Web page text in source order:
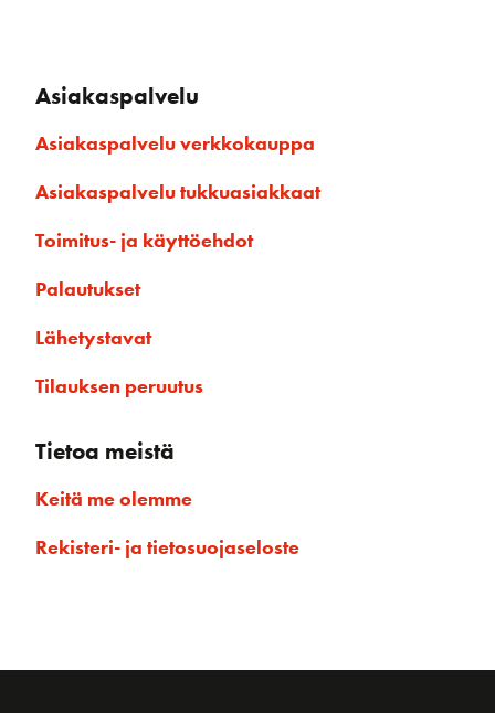
Asiakaspalvelu
Asiakaspalvelu verkkokauppa
Asiakaspalvelu tukkuasiakkaat
Toimitus- ja käyttöehdot
Palautukset
Lähetystavat
Tilauksen peruutus
Tietoa meistä
Keitä me olemme
Rekisteri- ja tietosuojaseloste